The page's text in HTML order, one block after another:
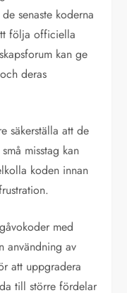
senaste koderna
följa officiella
kan ge
deras
säkerställa att de
misstag kan
koden innan
med
användning av
att uppgradera
till större fördelar